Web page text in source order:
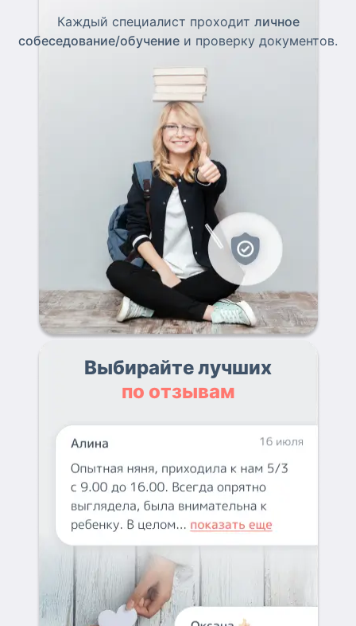
Каждый специалист проходит личное
собеседование/обучение и проверку документов.
Выбирайте лучших
по отзывам